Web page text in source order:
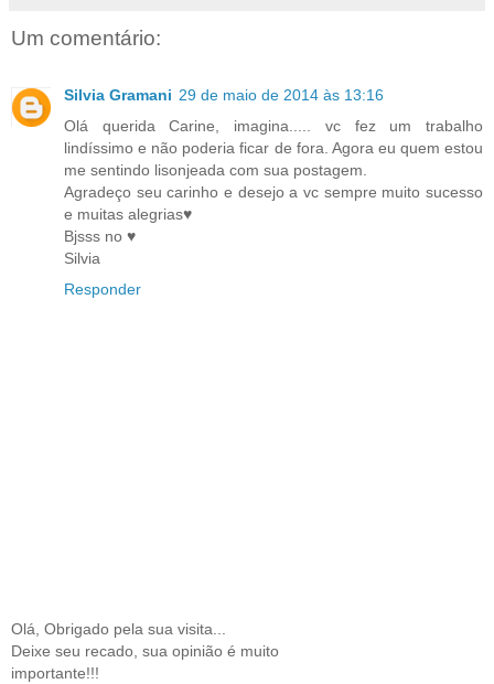
Um comentário:
Silvia Gramani 29 de maio de 2014 às 13:16
Olá querida Carine, imagina..... vc fez um trabalho
lindíssimo e não poderia ficar de fora. Agora eu quem estou
me sentindo lisonjeada com sua postagem.
Agradeço seu carinho e desejo a vc sempre muito sucesso
e muitas alegrias♥
Bjsss no ♥
Silvia
Responder
Olá, Obrigado pela sua visita...
Deixe seu recado, sua opinião é muito
importante!!!